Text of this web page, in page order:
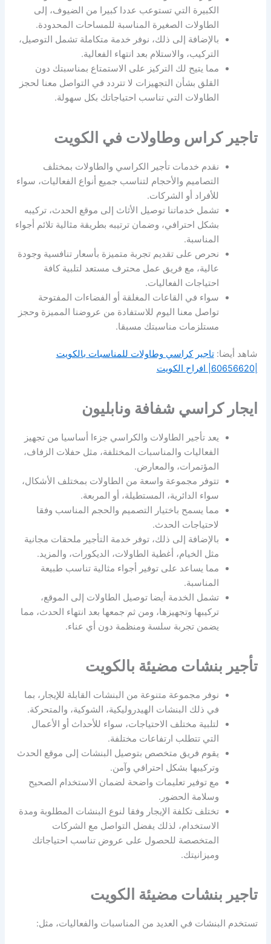
الكبيرة التي تستوعب عددا كبيرا من الضيوف، إلى
الطاولات الصغيرة المناسبة للمساحات المحدودة.
بالإضافة إلى ذلك، نوفر خدمة متكاملة تشمل التوصيل،
التركيب، والاستلام بعد انتهاء الفعالية.
مما يتيح لك التركيز على الاستمتاع بمناسبتك دون
القلق بشأن التجهيزات لا تتردد في التواصل معنا لحجز
الطاولات التي تناسب احتياجاتك بكل سهولة.
تاجير كراس وطاولات في الكويت
نقدم خدمات تأجير الكراسي والطاولات بمختلف
التصاميم والأحجام لتناسب جميع أنواع الفعاليات، سواء
للأفراد أو الشركات.
تشمل خدماتنا توصيل الأثاث إلى موقع الحدث، تركيبه
بشكل احترافي، وضمان ترتيبه بطريقة مثالية تلائم أجواء
المناسبة.
نحرص على تقديم تجربة متميزة بأسعار تنافسية وجودة
عالية، مع فريق عمل محترف مستعد لتلبية كافة
احتياجات الفعاليات.
سواء في القاعات المغلقة أو الفضاءات المفتوحة
تواصل معنا اليوم للاستفادة من عروضنا المميزة وحجز
مستلزمات مناسبتك مسبقا.
شاهد أيضا:تاجير كراسي وطاولات للمناسبات بالكويت
|60656620| افراح الكويت
ايجار كراسي شفافة ونابليون
يعد تأجير الطاولات والكراسي جزءا أساسيا من تجهيز
الفعاليات والمناسبات المختلفة، مثل حفلات الزفاف،
المؤتمرات، والمعارض.
تتوفر مجموعة واسعة من الطاولات بمختلف الأشكال،
سواء الدائرية، المستطيلة، أو المربعة.
مما يسمح باختيار التصميم والحجم المناسب وفقا
لاحتياجات الحدث.
بالإضافة إلى ذلك، توفر خدمة التأجير ملحقات مجانية
مثل الخيام، أغطية الطاولات، الديكورات، والمزيد.
مما يساعد على توفير أجواء مثالية تناسب طبيعة
المناسبة.
تشمل الخدمة أيضا توصيل الطاولات إلى الموقع،
تركيبها وتجهيزها، ومن ثم جمعها بعد انتهاء الحدث، مما
يضمن تجربة سلسة ومنظمة دون أي عناء.
تأجير بنشات مضيئة بالكويت
نوفر مجموعة متنوعة من البنشات القابلة للإيجار، بما
في ذلك البنشات الهيدروليكية، الشوكية، والمتحركة.
لتلبية مختلف الاحتياجات، سواء للأحداث أو الأعمال
التي تتطلب ارتفاعات مختلفة.
يقوم فريق متخصص بتوصيل البنشات إلى موقع الحدث
وتركيبها بشكل احترافي وآمن.
مع توفير تعليمات واضحة لضمان الاستخدام الصحيح
وسلامة الحضور.
تختلف تكلفة الإيجار وفقا لنوع البنشات المطلوبة ومدة
الاستخدام، لذلك يفضل التواصل مع الشركات
المتخصصة للحصول على عروض تناسب احتياجاتك
وميزانيتك.
تاجير بنشات مضيئة الكويت
تستخدم البنشات في العديد من المناسبات والفعاليات، مثل: